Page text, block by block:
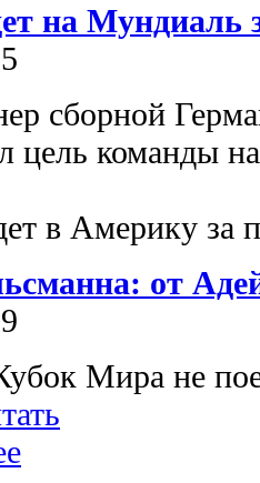
на Мундиаль
сборной
цель команды
в Америку за
от
Мира не